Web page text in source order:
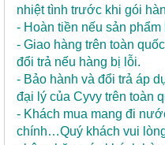
nhiệt tình trước khi gói
- Hoàn tiền nếu sản
- Giao hàng trên toàn
đổi trả nếu hàng bị lỗi.
- Bảo hành và đổi trả áp
đại lý của Cyvy trên toàn
- Khách mua mang đi
chính…Quý khách vui